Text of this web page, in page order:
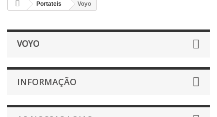
Portateis Voyo
VOYO
INFORMAÇÃO